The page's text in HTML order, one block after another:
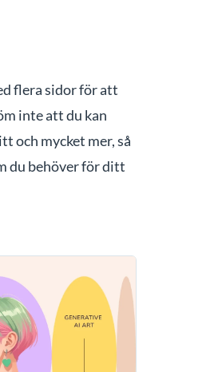
flera sidor för att
inte att du kan
och mycket mer, så
du behöver för ditt